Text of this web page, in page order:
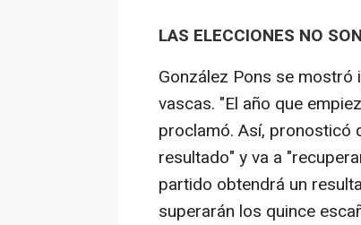
LAS ELECCIONES NO
González Pons se
vascas. "El año que
proclamó. Así, pronosticó
resultado" y va a
partido obtendrá un
superarán los quince